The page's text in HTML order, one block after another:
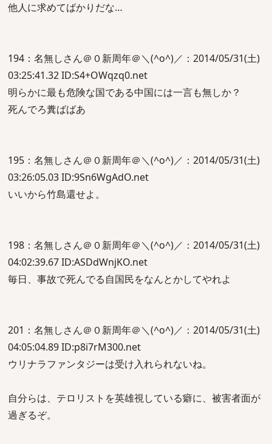
他人に求めてばかりだな…
194：名無しさん＠０新周年＠＼(^o^)／：2014/05/31(土)
03:25:41.32 ID:S4+OWqzq0.net
明らかに最も危険な国である中国には一言も無しか？
死んでろ糞ばばあ
195：名無しさん＠０新周年＠＼(^o^)／：2014/05/31(土)
03:26:05.03 ID:9Sn6WgAdO.net
いいから竹島還せよ。
198：名無しさん＠０新周年＠＼(^o^)／：2014/05/31(土)
04:02:39.67 ID:ASDdWnjKO.net
毎日、事故で死んでる自国民をなんとかしてやれよ
201：名無しさん＠０新周年＠＼(^o^)／：2014/05/31(土)
04:05:04.89 ID:p8i7rM300.net
ウリナラファンタジーは受け入れられないね。
自分らは、テロリストを英雄視している癖に、被害者面が
過ぎるぞ。